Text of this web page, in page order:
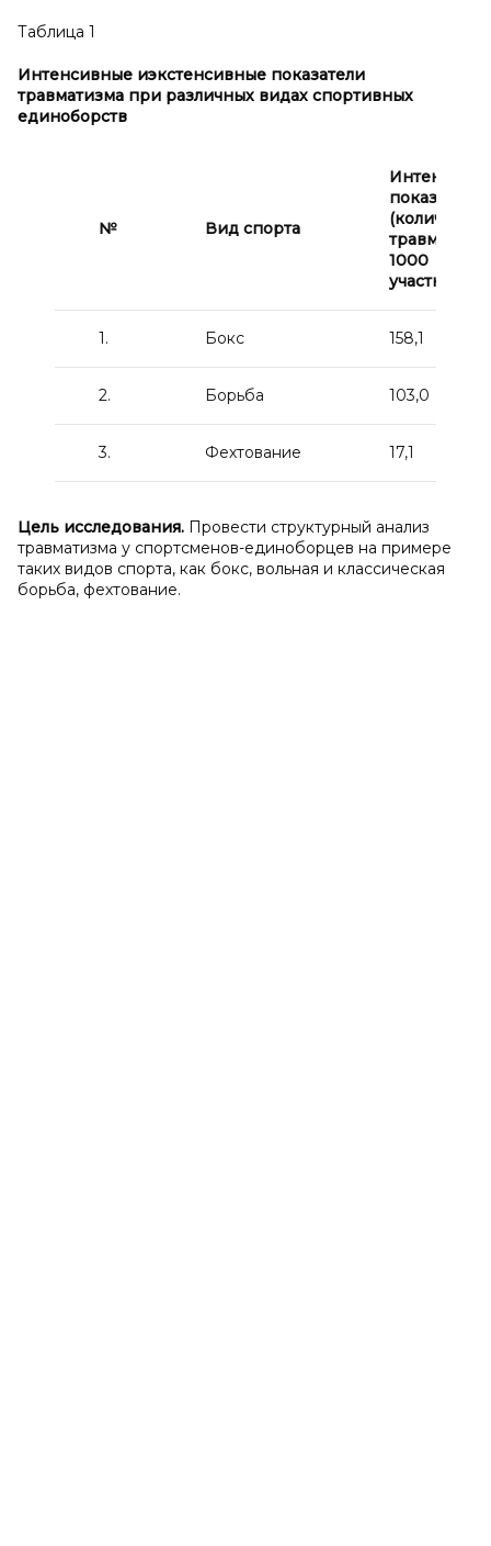
Таблица 1
Интенсивные иэкстенсивные показатели
травматизма при различных видах спортивных
единоборств
№ Вид спорта
показатель
(количество
травм на
1000
участников)
1. Бокс 158,1
2. Борьба 103,0
3. Фехтование 17,1
Цель исследования. Провести структурный анализ
травматизма у спортсменов-единоборцев на примере
таких видов спорта, как бокс, вольная и классическая
борьба, фехтование.